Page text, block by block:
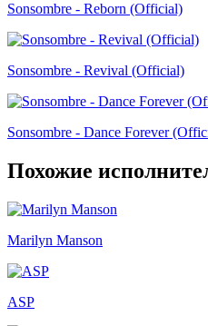
Sonsombre - Reborn (Official)
Sonsombre - Revival (Official)
Sonsombre - Dance Forever
Похожие
Marilyn Manson
ASP